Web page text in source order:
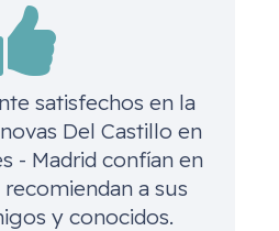
satisfechos en la
Del Castillo en
- Madridconfían en
a sus
y conocidos.